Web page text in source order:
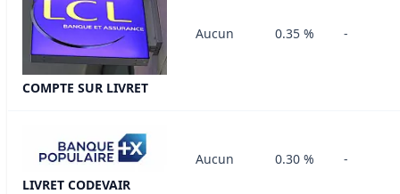
COMPTE SUR LIVRET
Aucun 0.35 % -
LIVRET CODEVAIR
Aucun 0.30 % -